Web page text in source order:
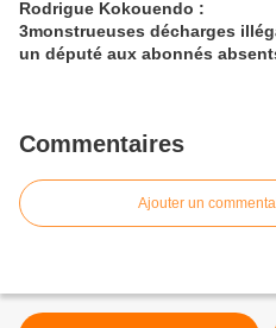
Rodrigue Kokouendo :
3monstrueuses décharges
un député aux abonnés
Commentaires
Ajouter un